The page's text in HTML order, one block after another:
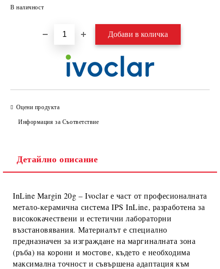
В наличност
Оцени продукта
Информация за Съответствие
Детайлно описание
InLine Margin 20g – Ivoclarе част от професионалната
метало-керамична система IPS InLine, разработена за
висококачествени и естетични лабораторни
възстановявания. Материалът е специално
предназначен за изграждане на маргиналната зона
(ръба) на корони и мостове, където е необходима
максимална точност и съвършена адаптация към